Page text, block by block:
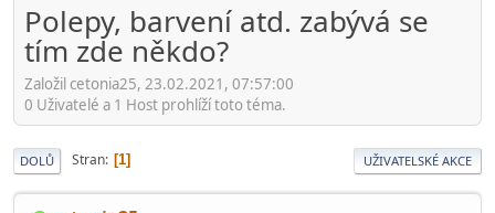
Polepy, barvení atd. zabývá se
tím zde někdo?
Založil cetonia25, 23.02.2021, 07:57:00
0 Uživatelé a 1 Host prohlíží toto téma.
DOLŮ Stran 1 UŽIVATELSKÉ AKCE